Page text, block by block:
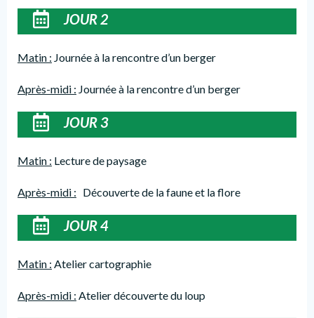
JOUR 2
Matin : Journée à la rencontre d’un berger
Après-midi : Journée à la rencontre d’un berger
JOUR 3
Matin : Lecture de paysage
Après-midi : Découverte de la faune et la flore
JOUR 4
Matin : Atelier cartographie
Après-midi : Atelier découverte du loup